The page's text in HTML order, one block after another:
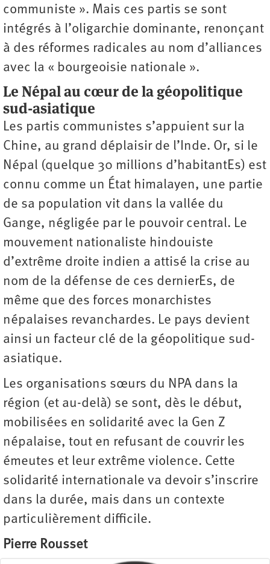
communiste ». Mais ces partis se sont
intégrés à l’oligarchie dominante, renonçant
à des réformes radicales au nom d’alliances
avec la « bourgeoisie nationale ».
Le Népal au cœur de la géopolitique
sud-asiatique
Les partis communistes s’appuient sur la
Chine, au grand déplaisir de l’Inde. Or, si le
Népal (quelque 30 millions d’habitantEs) est
connu comme un État himalayen, une partie
de sa population vit dans la vallée du
Gange, négligée par le pouvoir central. Le
mouvement nationaliste hindouiste
d’extrême droite indien a attisé la crise au
nom de la défense de ces dernierEs, de
même que des forces monarchistes
népalaises revanchardes. Le pays devient
ainsi un facteur clé de la géopolitique sud-
asiatique.
Les organisations sœurs du NPA dans la
région (et au-delà) se sont, dès le début,
mobilisées en solidarité avec la Gen Z
népalaise, tout en refusant de couvrir les
émeutes et leur extrême violence. Cette
solidarité internationale va devoir s’inscrire
dans la durée, mais dans un contexte
particulièrement difficile.
Pierre Rousset